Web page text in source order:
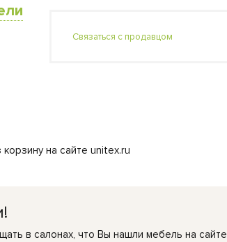
Связаться с продавцом
на сайте unitex.ru
в салонах, что Вы нашли мебель на сайте